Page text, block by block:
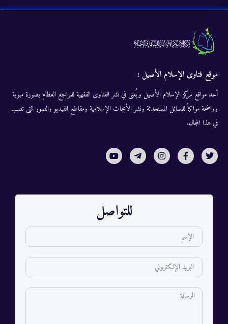
موقع فتاوى الإسلام الأصيل :
أحد مواقع مركز الإسلام الأصيل ويُعنى في نشر الفتاوى الفقهية للمراجع العظام بصورة مبوبة
وواضحة مواكباً للمسائل المستحدثة ونشر الأبحاث الإسلامية ومقاطع الفيديو والصور التى تصب
في هذا المجال.
للتواصل